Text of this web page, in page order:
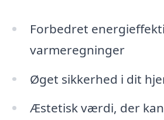
Forbedret
varmeregninger
Øget sikkerhed i dit
Æstetisk værdi, der